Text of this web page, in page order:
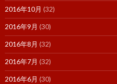
2016年10月 (32)
2016年9月 (30)
2016年8月 (32)
2016年7月 (32)
2016年6月 (30)